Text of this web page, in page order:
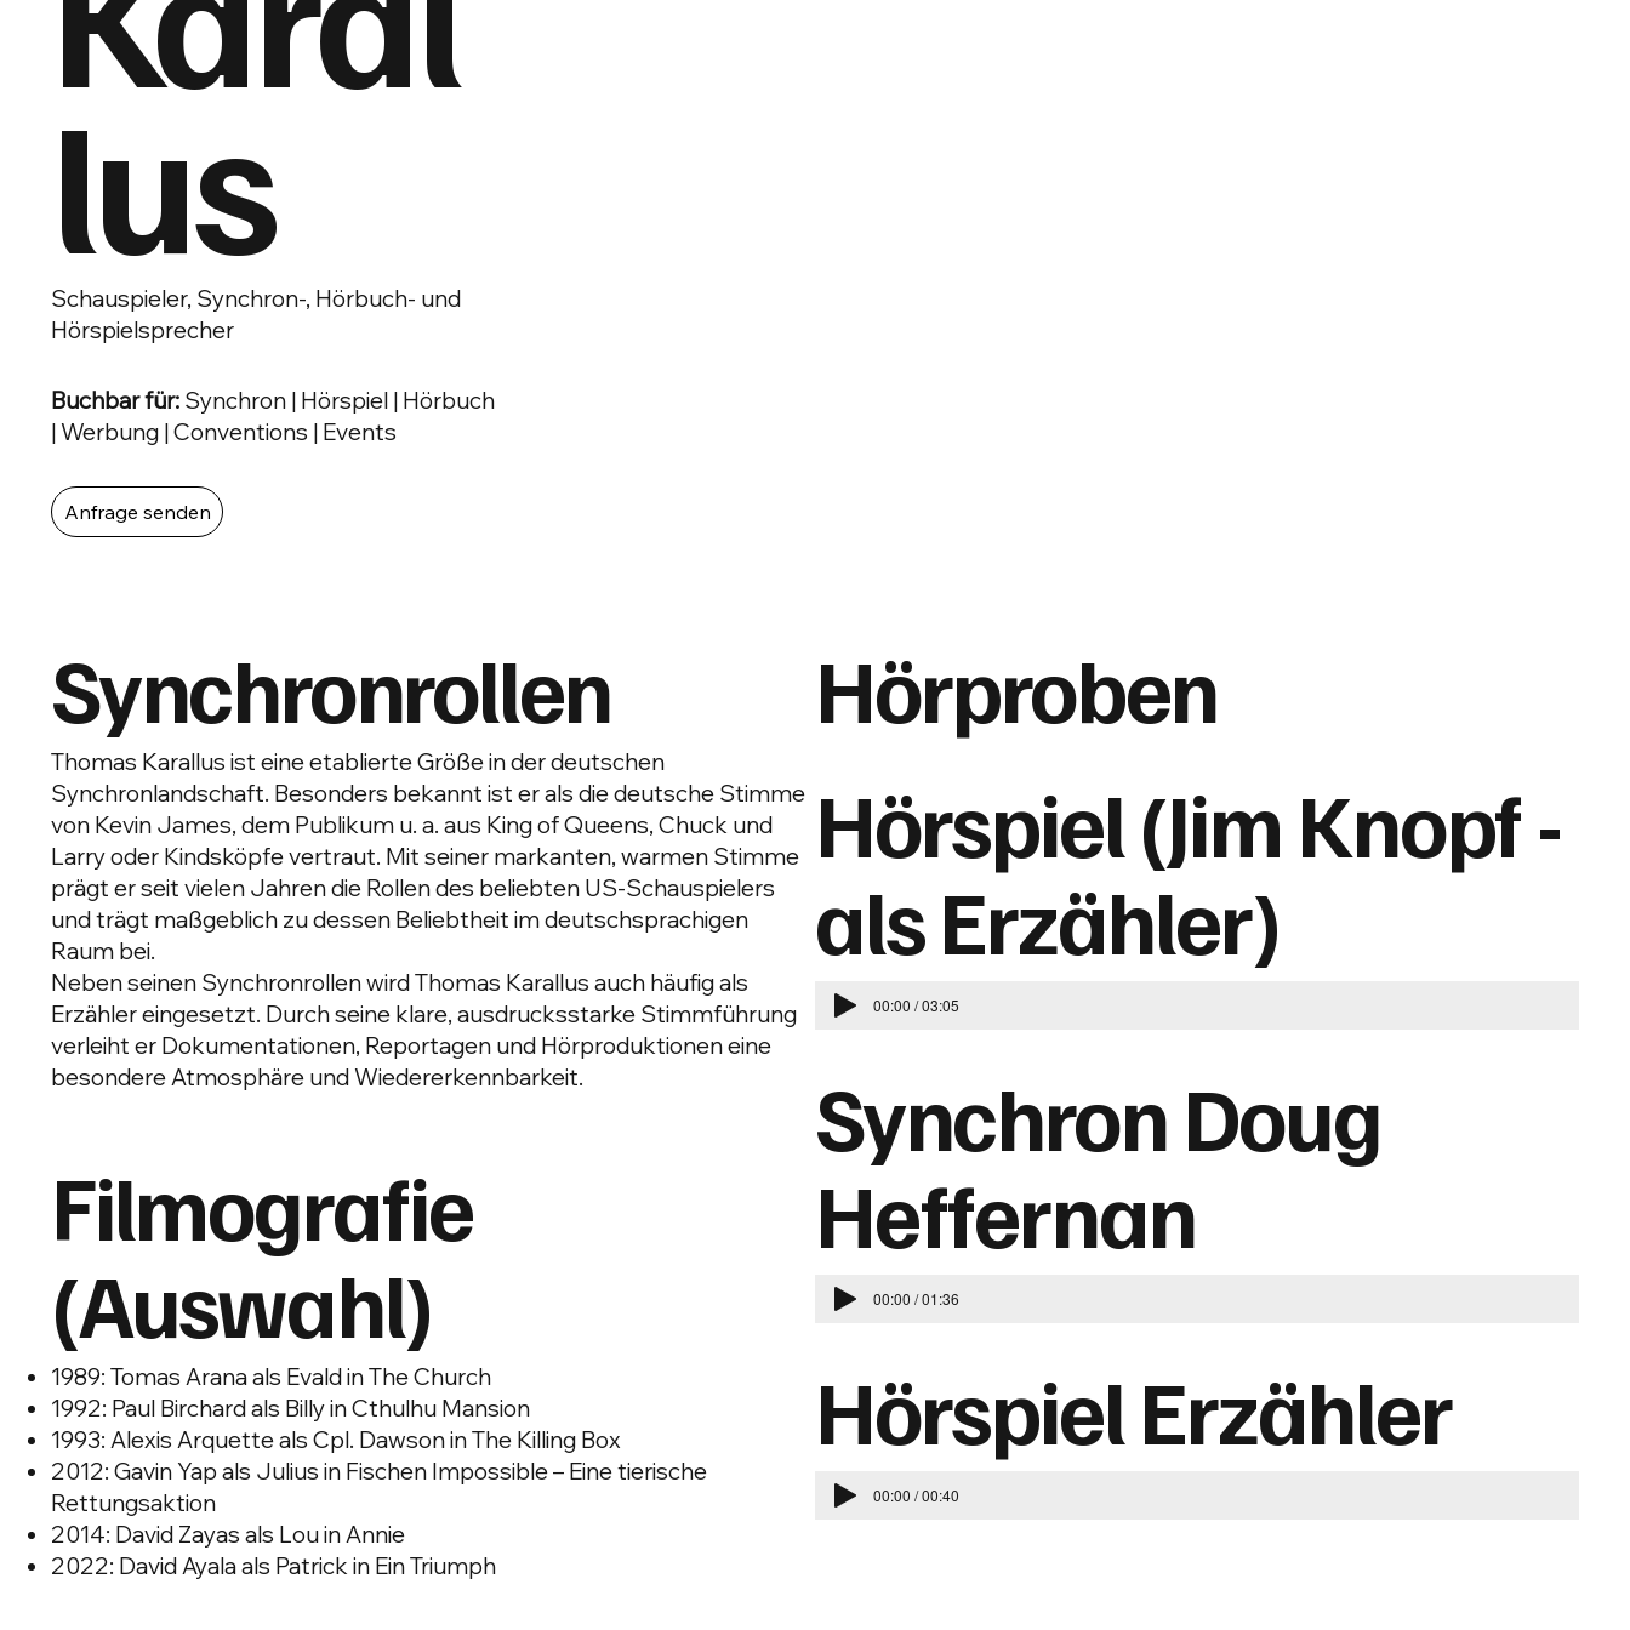
lus
Schauspieler, Synchron-, Hörbuch- und
Hörspielsprecher
Buchbar für: Synchron | Hörspiel | Hörbuch
| Werbung | Conventions | Events
Anfrage senden
Synchronrollen
Thomas Karallus ist eine etablierte Größe in der deutschen
Synchronlandschaft. Besonders bekannt ist er als die deutsche Stimme
von Kevin James, dem Publikum u. a. aus King of Queens, Chuck und
Larry oder Kindsköpfe vertraut. Mit seiner markanten, warmen Stimme
prägt er seit vielen Jahren die Rollen des beliebten US-Schauspielers
und trägt maßgeblich zu dessen Beliebtheit im deutschsprachigen
Raum bei.
Neben seinen Synchronrollen wird Thomas Karallus auch häufig als
Erzähler eingesetzt. Durch seine klare, ausdrucksstarke Stimmführung
verleiht er Dokumentationen, Reportagen und Hörproduktionen eine
besondere Atmosphäre und Wiedererkennbarkeit.
Filmografie
(Auswahl)
1989: Tomas Arana als Evald in The Church
1992: Paul Birchard als Billy in Cthulhu Mansion
1993: Alexis Arquette als Cpl. Dawson in The Killing Box
2012: Gavin Yap als Julius in Fischen Impossible – Eine tierische
Rettungsaktion
2014: David Zayas als Lou in Annie
2022: David Ayala als Patrick in Ein Triumph
Hörproben
Hörspiel (Jim Knopf -
als Erzähler)
00:00 / 03:05
Synchron Doug
Heffernan
00:00 / 01:36
Hörspiel Erzähler
00:00 / 00:40